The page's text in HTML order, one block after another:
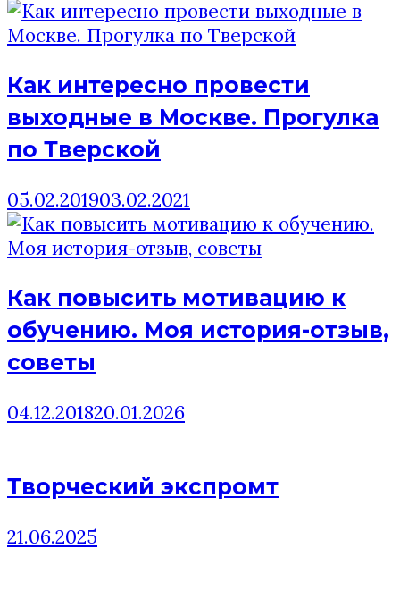
Как интересно провести
выходные в Москве. Прогулка
по Тверской
05.02.201903.02.2021
Как повысить мотивацию к
обучению. Моя история-отзыв,
советы
04.12.201820.01.2026
Творческий экспромт
21.06.2025